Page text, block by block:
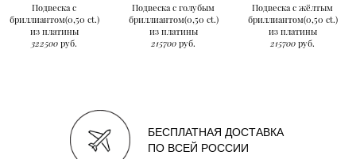
Подвеска с
бриллиантом(0,50 ct.)
из платины
322500 руб.
Подвеска с голубым
бриллиантом(0,50 ct.)
из платины
215700 руб.
Подвеска с жёлтым
бриллиантом(0,50 ct.)
из платины
215700 руб.
БЕСПЛАТНАЯ ДОСТАВКА
ПО ВСЕЙ РОССИИ